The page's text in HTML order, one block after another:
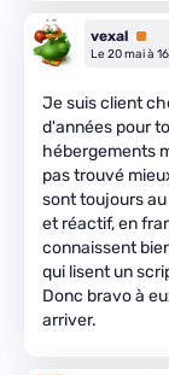
vexal
Le 20 mai à
Je suis client
d'années pour
hébergements
pas trouvé
sont toujours
et réactif, en
connaissent
qui lisent un
Donc bravo à
arriver.